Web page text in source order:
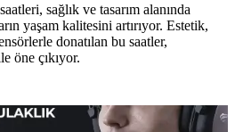
sağlık ve tasarım alanında
yaşam kalitesini artırıyor. Estetik,
donatılan bu saatler,
öne çıkıyor.